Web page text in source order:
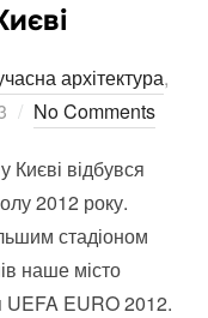
архітектура,
No Comments
Києві відбувся
2012 року.
стадіоном
наше місто
UEFA EURO 2012.